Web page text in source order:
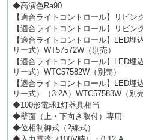
◆高演色Ra90
【適合ライトコントロール】リビン
【適合ライトコントロール】リビン
【適合ライトコントロール】LED埋
リー式）WT57572W（別売）
【適合ライトコントロール】LED埋
リー式）WTC57582W（別売）
【適合ライトコントロール】LED埋
リー式）（3.2A）WTC57583W（別売
◆100形電球1灯器具相当
◆壁面（上・下向き取付）専用
◆位相制御式（2線式）